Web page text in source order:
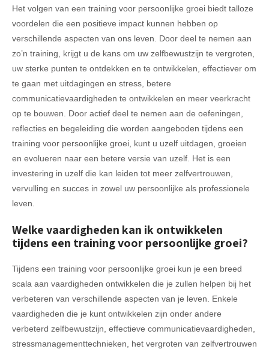
Het volgen van een training voor persoonlijke groei biedt talloze
voordelen die een positieve impact kunnen hebben op
verschillende aspecten van ons leven. Door deel te nemen aan
zo’n training, krijgt u de kans om uw zelfbewustzijn te vergroten,
uw sterke punten te ontdekken en te ontwikkelen, effectiever om
te gaan met uitdagingen en stress, betere
communicatievaardigheden te ontwikkelen en meer veerkracht
op te bouwen. Door actief deel te nemen aan de oefeningen,
reflecties en begeleiding die worden aangeboden tijdens een
training voor persoonlijke groei, kunt u uzelf uitdagen, groeien
en evolueren naar een betere versie van uzelf. Het is een
investering in uzelf die kan leiden tot meer zelfvertrouwen,
vervulling en succes in zowel uw persoonlijke als professionele
leven.
Welke vaardigheden kan ik ontwikkelen
tijdens een training voor persoonlijke groei?
Tijdens een training voor persoonlijke groei kun je een breed
scala aan vaardigheden ontwikkelen die je zullen helpen bij het
verbeteren van verschillende aspecten van je leven. Enkele
vaardigheden die je kunt ontwikkelen zijn onder andere
verbeterd zelfbewustzijn, effectieve communicatievaardigheden,
stressmanagementtechnieken, het vergroten van zelfvertrouwen